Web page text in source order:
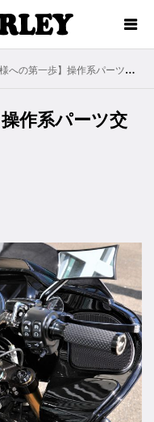
の第一歩】操作系パーツ交換のススメ
作系パーツ交